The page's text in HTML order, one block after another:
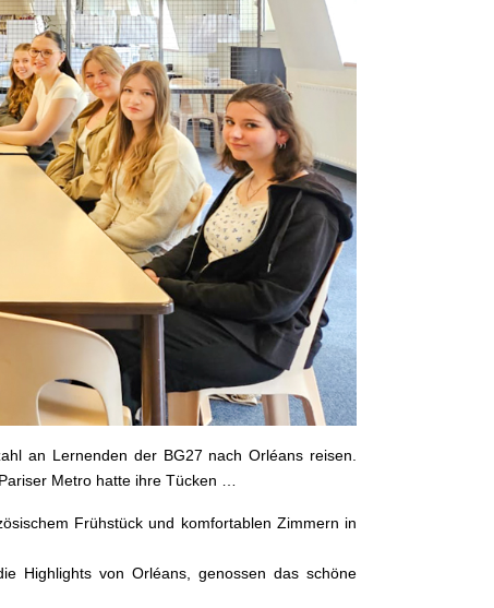
an Lernenden der BG27 nach Orléans reisen.
Metro hatte ihre Tücken …
Frühstück und komfortablen Zimmern in
Highlights von Orléans, genossen das schöne